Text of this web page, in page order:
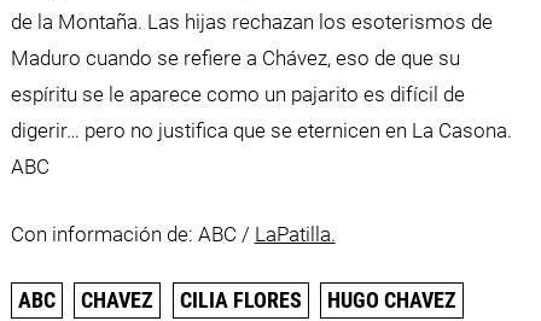
de la Montaña. Las hijas rechazan los esoterismos de
Maduro cuando se refiere a Chávez, eso de que su
espíritu se le aparece como un pajarito es difícil de
digerir… pero no justifica que se eternicen en La Casona.
ABC
Con información de: ABC / LaPatilla.
ABC CHAVEZ CILIA FLORES
HUGO CHAVEZ